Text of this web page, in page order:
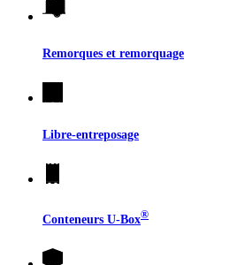
Remorques et remorquage
Libre-entreposage
Conteneurs U-Box®